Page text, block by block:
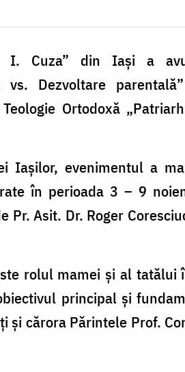
I. Cuza” din Iaşi a
vs. Dezvoltare
Ortodoxă
Iașilor, evenimentul a
în perioada 3 – 9
Asit. Dr. Roger
rolul mamei și al
principal și
cărora Părintele Prof.